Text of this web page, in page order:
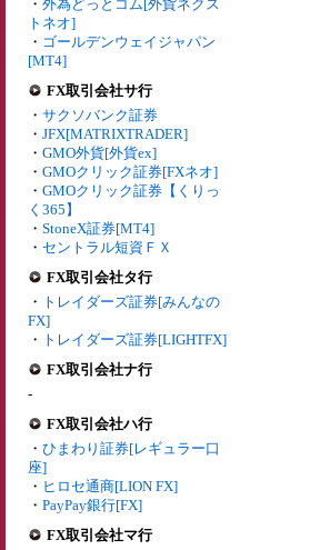
・ 外為どっとコム[外貨ネクス
トネオ]
・ ゴールデンウェイジャパン
[MT4]
FX取引会社サ行
・ サクソバンク証券
・ JFX[MATRIXTRADER]
・ GMO外貨[外貨ex]
・ GMOクリック証券[FXネオ]
・ GMOクリック証券【くりっ
く365】
・ StoneX証券[MT4]
・ セントラル短資ＦＸ
FX取引会社タ行
・ トレイダーズ証券[みんなの
FX]
・ トレイダーズ証券[LIGHTFX]
FX取引会社ナ行
-
FX取引会社ハ行
・ ひまわり証券[レギュラー口
座]
・ ヒロセ通商[LION FX]
・ PayPay銀行[FX]
FX取引会社マ行